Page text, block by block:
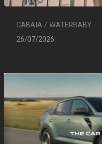
CABAIA / WATERBABY
26/07/2026